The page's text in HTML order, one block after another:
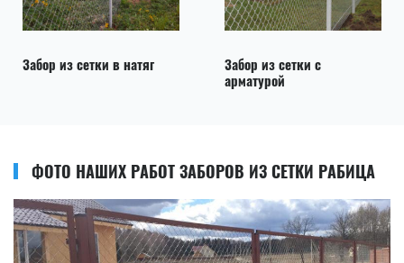
Забор из сетки в натяг
Забор из сетки с
арматурой
ФОТО НАШИХ РАБОТ ЗАБОРОВ ИЗ СЕТКИ РАБИЦА